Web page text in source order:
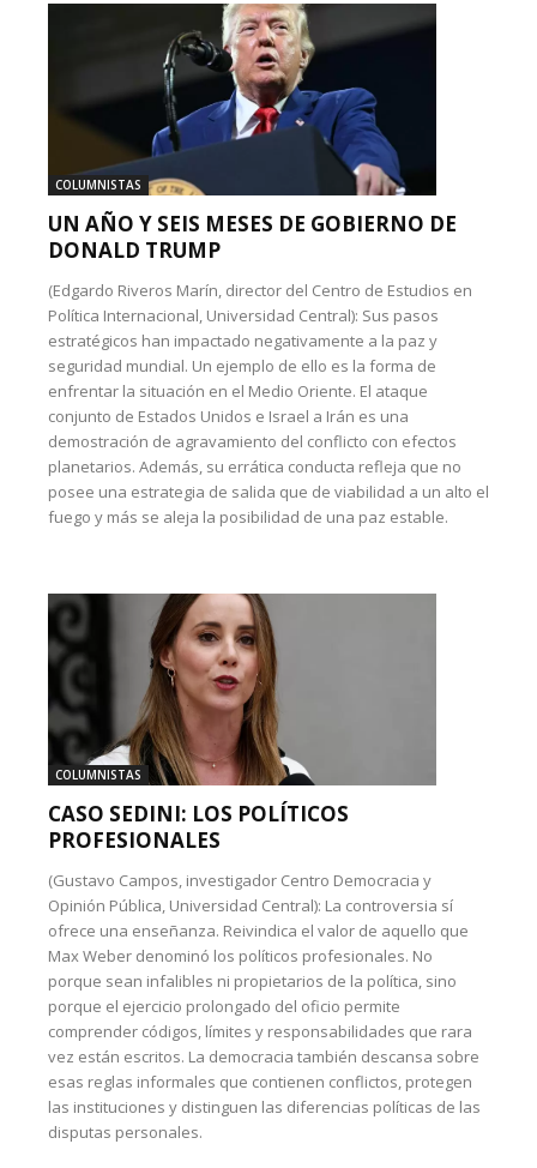
COLUMNISTAS
UN AÑO Y SEIS MESES DE GOBIERNO DE
DONALD TRUMP
(Edgardo Riveros Marín, director del Centro de Estudios en
Política Internacional, Universidad Central): Sus pasos
estratégicos han impactado negativamente a la paz y
seguridad mundial. Un ejemplo de ello es la forma de
enfrentar la situación en el Medio Oriente. El ataque
conjunto de Estados Unidos e Israel a Irán es una
demostración de agravamiento del conflicto con efectos
planetarios. Además, su errática conducta refleja que no
posee una estrategia de salida que de viabilidad a un alto el
fuego y más se aleja la posibilidad de una paz estable.
COLUMNISTAS
CASO SEDINI: LOS POLÍTICOS
PROFESIONALES
(Gustavo Campos, investigador Centro Democracia y
Opinión Pública, Universidad Central): La controversia sí
ofrece una enseñanza. Reivindica el valor de aquello que
Max Weber denominó los políticos profesionales. No
porque sean infalibles ni propietarios de la política, sino
porque el ejercicio prolongado del oficio permite
comprender códigos, límites y responsabilidades que rara
vez están escritos. La democracia también descansa sobre
esas reglas informales que contienen conflictos, protegen
las instituciones y distinguen las diferencias políticas de las
disputas personales.